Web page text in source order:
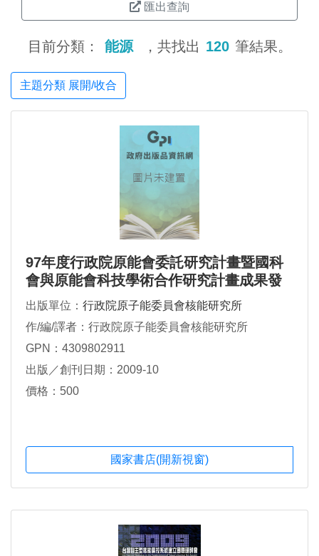
匯出查詢
目前分類： 能源 ，共找出 120 筆結果。
主題分類 展開/收合
97年度行政院原能會委託研究計畫暨國科
會與原能會科技學術合作研究計畫成果發
表會論文集
出版單位： 行政院原子能委員會核能研究所
作/編/譯者：行政院原子能委員會核能研究所
GPN：4309802911
出版／創刊日期：2009-10
價格：500
國家書店(開新視窗)